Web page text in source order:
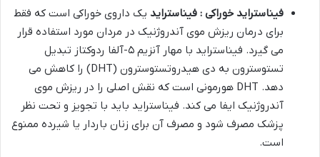
فیناستراید خوراکی : فیناستراید یک داروی خوراکی است که فقط
برای درمان ریزش موی آندروژنیک در مردان مورد استفاده قرار
می گیرد. فیناستراید با مهار آنزیم ۵-آلفا ردوکتاز تبدیل
تستوسترون به دی هیدروتستوسترون (DHT) را کاهش می
دهد. DHT هورمونی است که نقش اصلی را در ریزش موی
آندروژنیک ایفا می کند. فیناستراید باید با تجویز و تحت نظر
پزشک مصرف شود و مصرف آن برای زنان باردار یا شیرده ممنوع
است.